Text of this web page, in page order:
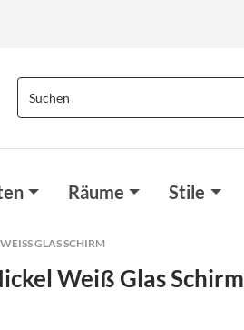
Räume Stile
GLAS SCHIRM
Weiß Glas Schirm